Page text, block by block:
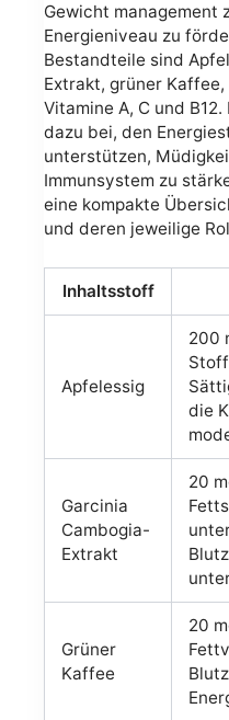
Gewicht management
Energieniveau zu
Bestandteile sind
Extrakt, grüner
Vitamine A, C und
dazu bei, den
unterstützen,
Immunsystem zu
eine kompakte
und deren jeweilige
Inhaltsstoff
Apfelessig
200
die
Garcinia
Cambogia-
Extrakt
20
Grüner
Kaffee
20